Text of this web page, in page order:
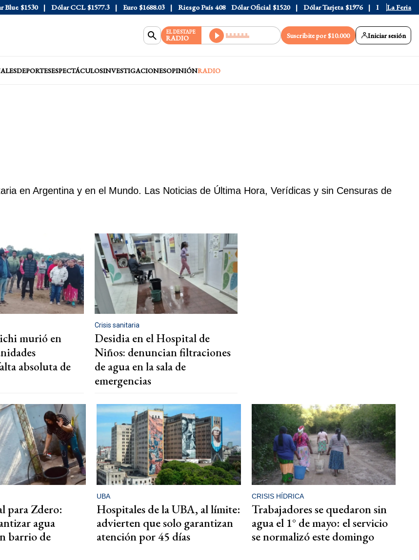
$1530 Dólar CCL $1577.3 Euro $1688.03 Riesgo País 408 Dólar Oficial $1520 Dólar Tarjeta $1976 Dólar Blue $1530
La Feria
EL DESTAPE
RADIO Suscribite por $10.000 Iniciar sesión
DEPORTESESPECTÁCULOSINVESTIGACIONESOPINIÓNRADIO
en Argentina y en el Mundo. Las Noticias de Última Hora, Verídicas y sin Censuras de
murió en
absoluta de
Crisis sanitaria
Desidia en el Hospital de
Niños: denuncian filtraciones
de agua en la sala de
emergencias
para Zdero:
agua
barrio de
UBA
Hospitales de la UBA, al límite:
advierten que solo garantizan
atención por 45 días
CRISIS HÍDRICA
Trabajadores se quedaron sin
agua el 1° de mayo: el servicio
se normalizó este domingo